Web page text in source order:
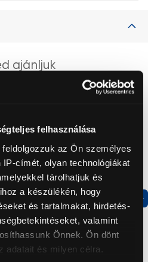
felhasználása
feldolgozzuk az Ön személyes
címét, olyan technológiákat
tárolhatjuk és
a készülékén, hogy
és tartalmakat, hirdetés-
valamint
Önnek. Ön dönt
adatait és milyen célra.
ajánljuk
Gorenje N619EAXL4